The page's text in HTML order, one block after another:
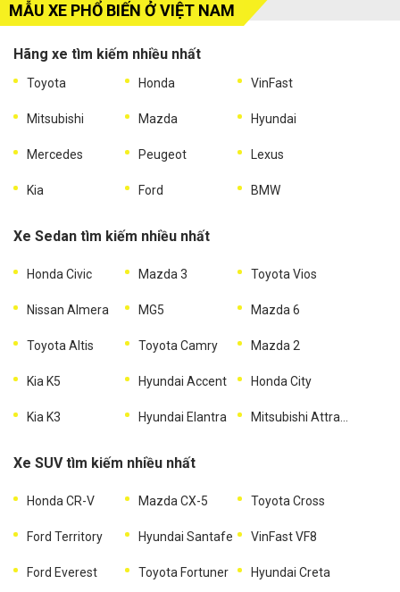
MẪU XE PHỔ BIẾN Ở VIỆT NAM
Hãng xe tìm kiếm nhiều nhất
Toyota Honda VinFast
Mitsubishi Mazda Hyundai
Mercedes Peugeot Lexus
Kia Ford BMW
Xe Sedan tìm kiếm nhiều nhất
Honda Civic Mazda 3 Toyota Vios
Nissan Almera MG5 Mazda 6
Toyota Altis Toyota Camry Mazda 2
Kia K5 Hyundai Accent Honda City
Kia K3 Hyundai Elantra Mitsubishi Attrage
Xe SUV tìm kiếm nhiều nhất
Honda CR-V Mazda CX-5 Toyota Cross
Ford Territory Hyundai Santafe VinFast VF8
Ford Everest Toyota Fortuner Hyundai Creta